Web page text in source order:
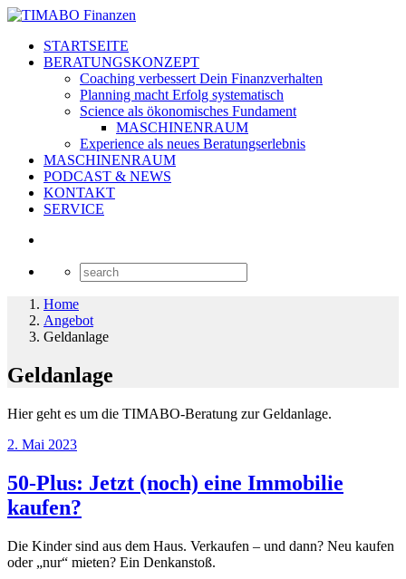
STARTSEITE
BERATUNGSKONZEPT
Coaching verbessert Dein Finanzverhalten
Planning macht Erfolg systematisch
Science als ökonomisches Fundament
MASCHINENRAUM
Experience als neues Beratungserlebnis
MASCHINENRAUM
PODCAST & NEWS
KONTAKT
SERVICE
Home
Angebot
Geldanlage
Geldanlage
Hier geht es um die TIMABO-Beratung zur Geldanlage.
2. Mai 2023
50-Plus: Jetzt (noch) eine Immobilie
kaufen?
Die Kinder sind aus dem Haus. Verkaufen – und dann? Neu kaufen
oder „nur“ mieten? Ein Denkanstoß.